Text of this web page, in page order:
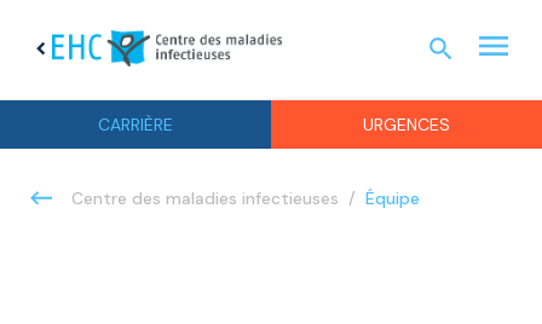
chevron_left
CARRIÈRE URGENCES
search menu
Centre des maladies infectieuses Équipe